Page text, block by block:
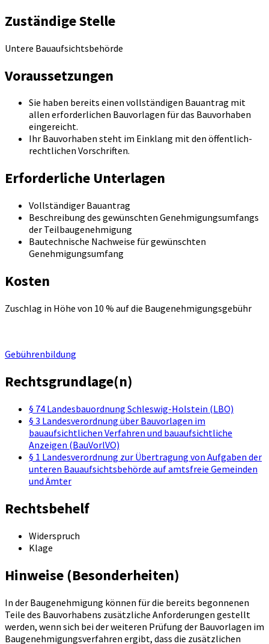
Zuständige Stelle
Untere Bauaufsichtsbehörde
Voraussetzungen
Sie haben bereits einen vollständigen Bauantrag mit
allen erforderlichen Bauvorlagen für das Bauvorhaben
eingereicht.
Ihr Bauvorhaben steht im Einklang mit den öffentlich-
rechtlichen Vorschriften.
Erforderliche Unterlagen
Vollständiger Bauantrag
Beschreibung des gewünschten Genehmigungsumfangs
der Teilbaugenehmigung
Bautechnische Nachweise für gewünschten
Genehmigungsumfang
Kosten
Zuschlag in Höhe von 10 % auf die Baugenehmigungsgebühr
Gebührenbildung
Rechtsgrundlage(n)
§ 74 Landesbauordnung Schleswig-Holstein (LBO)
§ 3 Landesverordnung über Bauvorlagen im
bauaufsichtlichen Verfahren und bauaufsichtliche
Anzeigen (BauVorlVO)
§ 1 Landesverordnung zur Übertragung von Aufgaben der
unteren Bauaufsichtsbehörde auf amtsfreie Gemeinden
und Ämter
Rechtsbehelf
Widerspruch
Klage
Hinweise (Besonderheiten)
In der Baugenehmigung können für die bereits begonnenen
Teile des Bauvorhabens zusätzliche Anforderungen gestellt
werden, wenn sich bei der weiteren Prüfung der Bauvorlagen im
Baugenehmigungsverfahren ergibt, dass die zusätzlichen